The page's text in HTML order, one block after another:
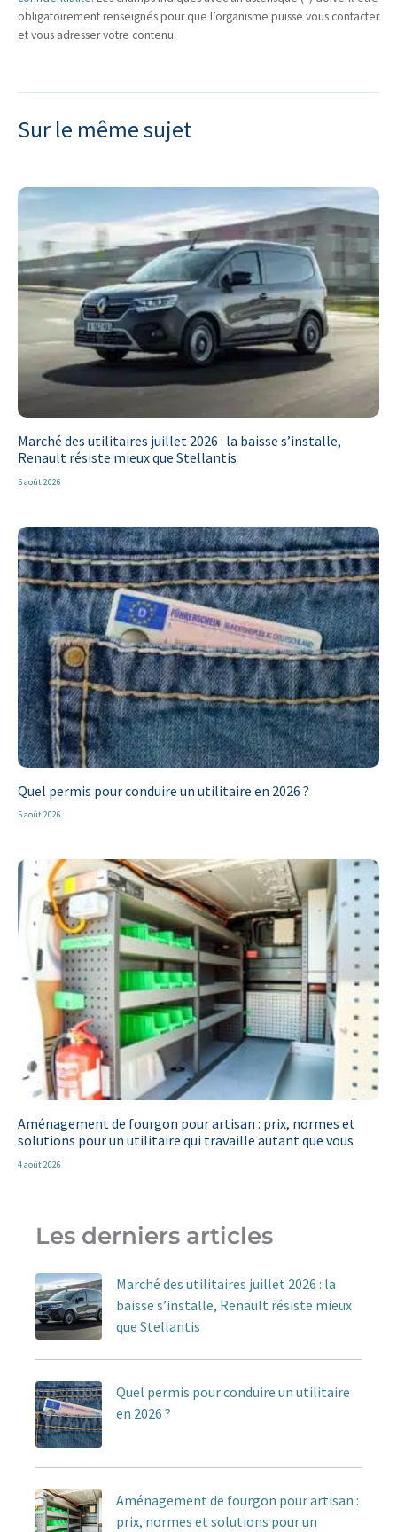
obligatoirement renseignés pour que l’organisme puisse vous contacter
et vous adresser votre contenu.
Sur le même sujet
Marché des utilitaires juillet 2026 : la baisse s’installe,
Renault résiste mieux que Stellantis
5 août 2026
Quel permis pour conduire un utilitaire en 2026 ?
5 août 2026
Aménagement de fourgon pour artisan : prix, normes et
solutions pour un utilitaire qui travaille autant que vous
4 août 2026
Les derniers articles
Marché des utilitaires juillet 2026 : la
baisse s’installe, Renault résiste mieux
que Stellantis
Quel permis pour conduire un utilitaire
en 2026 ?
Aménagement de fourgon pour artisan :
prix, normes et solutions pour un